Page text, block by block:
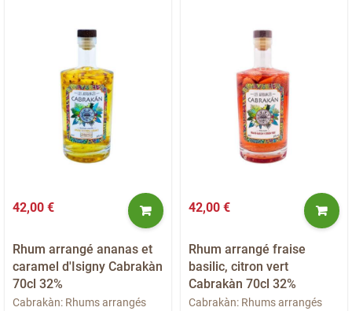
42,00 €
Rhum arrangé ananas et
caramel d'Isigny Cabrakàn
70cl 32%
Cabrakàn: Rhums arrangés
42,00 €
Rhum arrangé fraise
basilic, citron vert
Cabrakàn 70cl 32%
Cabrakàn: Rhums arrangés